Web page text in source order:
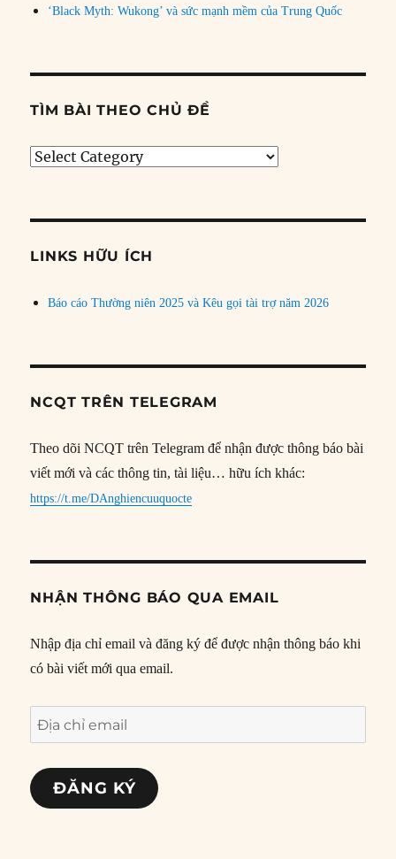
‘Black Myth: Wukong’ và sức mạnh mềm của Trung Quốc
TÌM BÀI THEO CHỦ ĐỀ
Tìm
đề
LINKS HỮU ÍCH
Báo cáo Thường niên 2025 và Kêu gọi tài trợ năm 2026
NCQT TRÊN TELEGRAM
Theo dõi NCQT trên Telegram để nhận được thông báo bài
viết mới và các thông tin, tài liệu… hữu ích khác:
https://t.me/DAnghiencuuquocte
NHẬN THÔNG BÁO QUA EMAIL
Nhập địa chỉ email và đăng ký để được nhận thông báo khi
có bài viết mới qua email.
Địa
chỉ
email
ĐĂNG KÝ